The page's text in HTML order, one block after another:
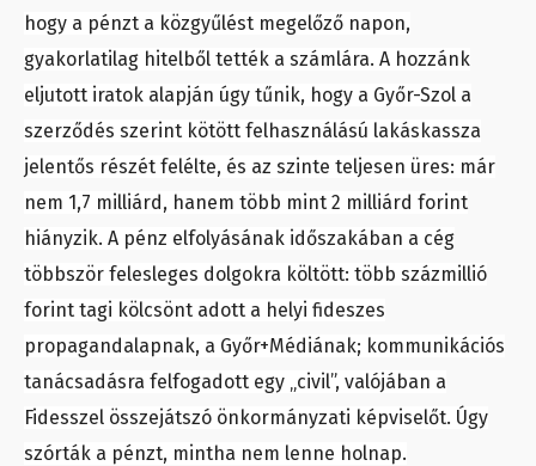
hogy a pénzt a közgyűlést megelőző napon,
gyakorlatilag hitelből tették a számlára. A hozzánk
eljutott iratok alapján úgy tűnik, hogy a Győr-Szol a
szerződés szerint kötött felhasználású lakáskassza
jelentős részét felélte, és az szinte teljesen üres: már
nem 1,7 milliárd, hanem több mint 2 milliárd forint
hiányzik. A pénz elfolyásának időszakában a cég
többször felesleges dolgokra költött: több százmillió
forint tagi kölcsönt adott a helyi fideszes
propagandalapnak, a Győr+Médiának; kommunikációs
tanácsadásra felfogadott egy „civil”, valójában a
Fidesszel összejátszó önkormányzati képviselőt. Úgy
szórták a pénzt, mintha nem lenne holnap.